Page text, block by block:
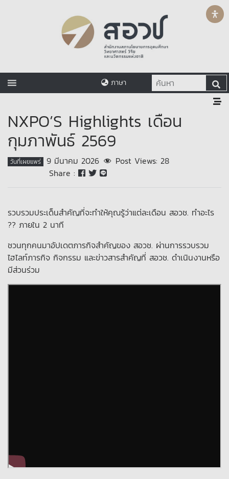
ภาษา
NXPO’S Highlights เดือน
กุมภาพันธ์ 2569
วันที่เผยแพร่ 9 มีนาคม 2026 Post Views: 28
Share :
รวบรวมประเด็นสำคัญที่จะทำให้คุณรู้ว่าแต่ละเดือน สอวช. ทำอะไร
?? ภายใน 2 นาที
ชวนทุกคนมาอัปเดตภารกิจสำคัญของ สอวช. ผ่านการรวบรวม
ไฮไลท์ภารกิจ กิจกรรม และข่าวสารสำคัญที่ สอวช. ดำเนินงานหรือ
มีส่วนร่วม